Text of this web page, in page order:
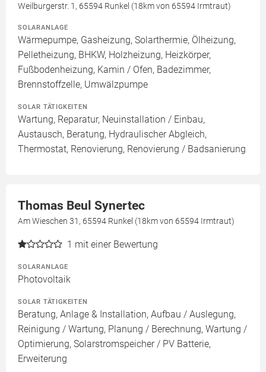
Weilburgerstr. 1, 65594 Runkel (18km von 65594 Irmtraut)
SOLARANLAGE
Wärmepumpe, Gasheizung, Solarthermie, Ölheizung,
Pelletheizung, BHKW, Holzheizung, Heizkörper,
Fußbodenheizung, Kamin / Ofen, Badezimmer,
Brennstoffzelle, Umwälzpumpe
SOLAR TÄTIGKEITEN
Wartung, Reparatur, Neuinstallation / Einbau,
Austausch, Beratung, Hydraulischer Abgleich,
Thermostat, Renovierung, Renovierung / Badsanierung
Thomas Beul Synertec
Am Wieschen 31, 65594 Runkel (18km von 65594 Irmtraut)
1 mit einer Bewertung
SOLARANLAGE
Photovoltaik
SOLAR TÄTIGKEITEN
Beratung, Anlage & Installation, Aufbau / Auslegung,
Reinigung / Wartung, Planung / Berechnung, Wartung /
Optimierung, Solarstromspeicher / PV Batterie,
Erweiterung